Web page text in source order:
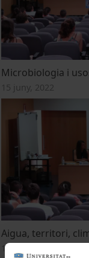
Microbiologia i
15 juny, 2022
Aigua, territori,
15 juny, 2022